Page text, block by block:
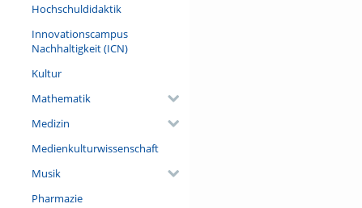
Hochschuldidaktik
Innovationscampus
Nachhaltigkeit (ICN)
Kultur
Mathematik
Medizin
Medienkulturwissenschaft
Musik
Pharmazie